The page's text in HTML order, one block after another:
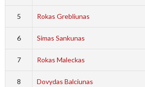
5 Rokas Grebliunas
6 Simas Sankunas
7 Rokas Maleckas
8 Dovydas Balciunas